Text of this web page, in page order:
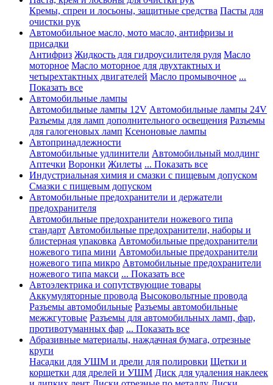
Кремы, спреи и лосьоны, защитные средства Пасты для
очистки рук
Автомобильное масло, мото масло, антифризы и
присадки
Антифриз Жидкость для гидроусилителя руля Масло
моторное Масло моторное для двухтактных и
четырехтактных двигателей Масло промывочное ...
Показать все
Автомобильные лампы
Автомобильные лампы 12V Автомобильные лампы 24V
Разъемы для ламп дополнительного освещения Разъемы
для галогеновых ламп Ксеноновые лампы
Автопринадлежности
Автомобильные удлинители Автомобильный молдинг
Аптечки Воронки Жилеты ... Показать все
Индустриальная химия и смазки с пищевым допуском
Смазки с пищевым допуском
Автомобильные предохранители и держатели
предохранителя
Автомобильные предохранители ножевого типа
стандарт Автомобильные предохранители, наборы и
блистерная упаковка Автомобильные предохранители
ножевого типа мини Автомобильные предохранители
ножевого типа микро Автомобильные предохранители
ножевого типа макси ... Показать все
Автоэлектрика и сопутствующие товары
Аккумуляторные провода Высоковольтные провода
Разъемы автомобильные Разъемы автомобильные
межжгутовые Разъемы для автомобильных ламп, фар,
противотуманных фар ... Показать все
Абразивные материалы, наждачная бумага, отрезные
круги
Насадки для УШМ и дрели для полировки Щетки и
корщетки для дрелей и УШМ Диск для удаления наклеек